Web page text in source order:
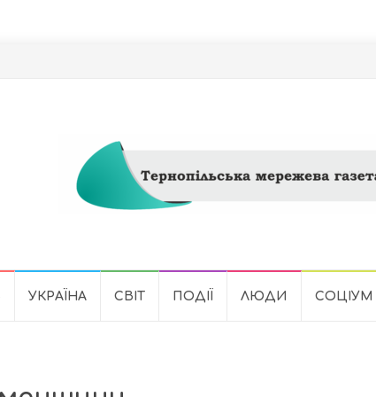
УКРАЇНА СВІТ ПОДІЇ ЛЮДИ СОЦІУМ